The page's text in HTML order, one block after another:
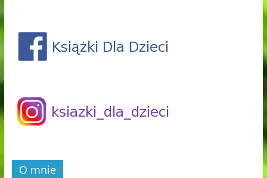
O mnie